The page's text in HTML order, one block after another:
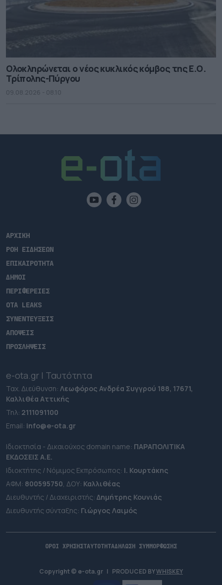
Ολοκληρώνεται ο νέος κυκλικός κόμβος της Ε.Ο.
Τρίπολης-Πύργου
09.08.2026 - 08.10
ΑΡΧΙΚΗ
ΡΟΗ ΕΙΔΗΣΕΩΝ
ΕΠΙΚΑΙΡΟΤΗΤΑ
ΔΗΜΟΙ
ΠΕΡΙΦΕΡΕΙΕΣ
OTA LEAKS
ΣΥΝΕΝΤΕΥΞΕΙΣ
ΑΠΟΨΕΙΣ
ΠΡΟΣΛΗΨΕΙΣ
e-ota.gr | Ταυτότητα
Ταχ. Διεύθυνση: Λεωφόρος Ανδρέα Συγγρού 188, 17671,
Καλλιθέα Αττικής
Τηλ: 2111091100
Εmail: info@e-ota.gr
Ιδιοκτησία - Δικαιούχος domain name: ΠΑΡΑΠΟΛΙΤΙΚΑ
ΕΚΔΟΣΕΙΣ A.E.
Ιδιοκτήτης / Νόμιμος Εκπρόσωπος: Ι. Κουρτάκης
ΑΦΜ: 800595750, ΔΟΥ: Καλλιθέας
Διευθυντής / Διαχειριστής: Δημήτρης Κουνιάς
Διευθυντής σύνταξης: Γιώργος Λαιμός
ΟΡΟΙ ΧΡΗΣΗΣΤΑΥΤΟΤΗΤΑΔΗΛΩΣΗ ΣΥΜΜΟΡΦΩΣΗΣ
Copyright © e-ota.gr | PRODUCED BYWHISKEY